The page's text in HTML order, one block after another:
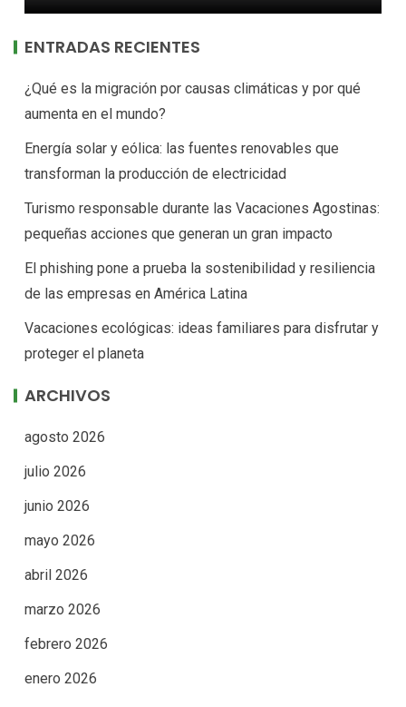
ENTRADAS RECIENTES
¿Qué es la migración por causas climáticas y por qué
aumenta en el mundo?
Energía solar y eólica: las fuentes renovables que
transforman la producción de electricidad
Turismo responsable durante las Vacaciones Agostinas:
pequeñas acciones que generan un gran impacto
El phishing pone a prueba la sostenibilidad y resiliencia
de las empresas en América Latina
Vacaciones ecológicas: ideas familiares para disfrutar y
proteger el planeta
ARCHIVOS
agosto 2026
julio 2026
junio 2026
mayo 2026
abril 2026
marzo 2026
febrero 2026
enero 2026